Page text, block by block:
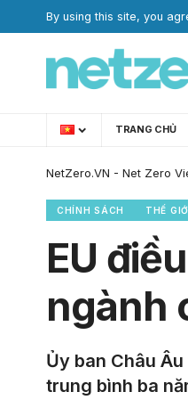
By using this site, you
TRANG CHỦ
NetZero.VN - Net Zero
CHÍNH SÁCH THẾ
EU
ngành
Ủy ban Châu
trung bình ba